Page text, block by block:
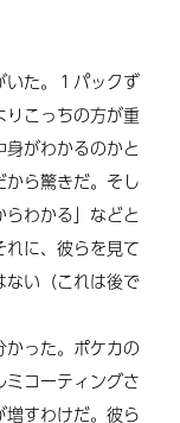
た。１パックず
りこっちの方が重
がわかるのかと
ら驚きだ。そし
わかる」などと
に、彼らを見て
ない（これは後で
った。ポケカの
コーティングさ
すわけだ。彼ら